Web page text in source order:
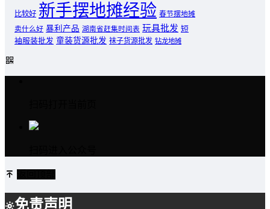
比较好 新手摆地摊经验 春节摆地摊
卖什么好 暴利产品 湖南省赶集时间表 玩具批发 短
袖服装批发 童装货源批发 袜子货源批发 钻龙地摊
免责声明